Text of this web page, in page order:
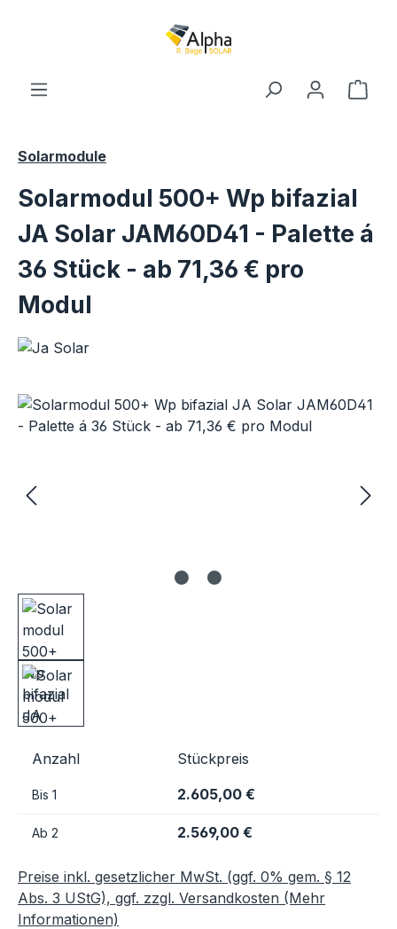
Zum Hauptinhalt springen
Solarmodule
Solarmodul 500+ Wp bifazial
JA Solar JAM60D41 - Palette á
36 Stück - ab 71,36 € pro
Modul
Bildergalerie überspringen
Anzahl Stückpreis
Bis 1 2.605,00 €
Ab 2 2.569,00 €
Preise inkl. gesetzlicher MwSt. (ggf. 0% gem. § 12
Abs. 3 UStG), ggf. zzgl. Versandkosten (Mehr
Informationen)